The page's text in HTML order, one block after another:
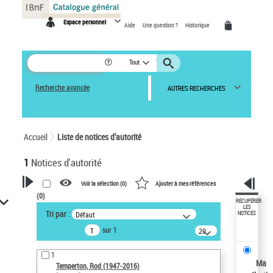
Espace personnel Aide Une question ? Historique
Tout
Recherche avancée AUTRES RECHERCHES
Accueil Liste de notices d’autorité
1 Notices d'autorité
VOTRE RECHERCHE
Recherche avancée dans les
notices d’autorité
Œuvres liées à l'auteur :
Temperton, Rod (1947-2016)
Voir la sélection (0) Ajouter à mes références
(0)
Tri par : Défaut
sur 1
20
résultats/page
1
Temperton, Rod (1947-2016)
RÉCUPÉRER
LES
NOTICES
Ma
Panneau de gestion des cookies